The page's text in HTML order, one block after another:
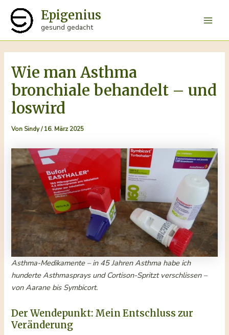
Inhalt
springen
Epigenius
gesund gedacht
Wie man Asthma
bronchiale behandelt – und
loswird
Von Sindy/16. März 2025
Asthma-Medikamente – in 45 Jahren Asthma habe ich
hunderte Asthmasprays und Cortison-Spritzt verschlissen –
von Aarane bis Symbicort.
Der Wendepunkt: Mein Entschluss zur
Veränderung